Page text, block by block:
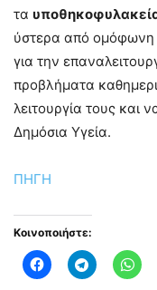
τα
ύστερα από ομόφωνη
για την
προβλήματα
λειτουργία τους και
Δημόσια Υγεία.
ΠΗΓΗ
Κοινοποιήστε: